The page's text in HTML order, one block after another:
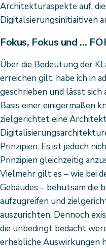
Architekturaspekte auf,
Digitalsierungsinitiaitiven
Fokus, Fokus und …
Über die Bedeutung der
erreichen gilt, habe ich in
geschrieben und lässt
Basis einer einigermaßen
zielgerichtet eine
Prinzipien. Es ist jedoch
Prinzipien gleichzeitig
Vielmehr gilt es – wie bei
Gebäudes – behutsam die
aufzugreifen und
auszurichten. Dennoch
die unbedingt bedacht
erhebliche Auswirkungen